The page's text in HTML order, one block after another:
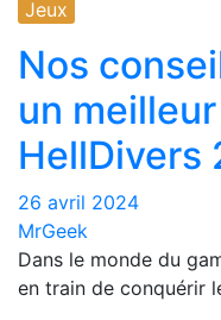
Jeux
Nos
un
HellDivers
26 avril 2024
MrGeek
Dans le monde du
en train de conquérir